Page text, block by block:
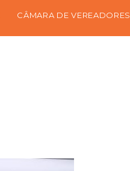
CÂMARA DE VEREADORES